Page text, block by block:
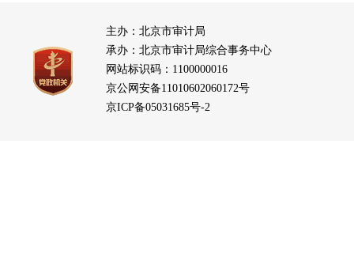
主办：北京市审计局
承办：北京市审计局综合事务中心
网站标识码：1100000016
京公网安备11010602060172号
京ICP备05031685号-2